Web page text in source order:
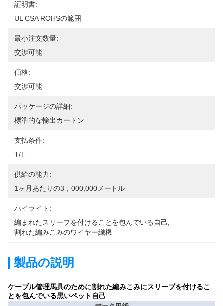
証明書:
UL CSA ROHSの範囲
最小注文数量:
交渉可能
価格:
交渉可能
パッケージの詳細:
標準的な輸出カートン
支払条件:
T/T
供給の能力:
1ヶ月あたりの3，000,000メートル
ハイライト:
編まれたスリーブを付けることを包んでいる自己
割れた編みこみのワイヤー織機
製品の説明
ケーブル管理馬具のために割れた編みこみにスリーブを付けるこ
とを包んでいる黒いペット自己